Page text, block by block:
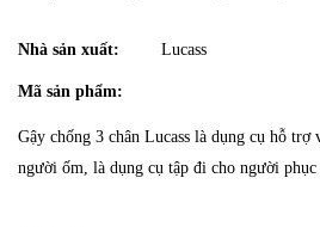
Nhà sản xuất: Lucass
Mã sản phẩm:
Gậy chống 3 chân Lucass là dụng cụ hỗ
người ốm, là dụng cụ tập đi cho người